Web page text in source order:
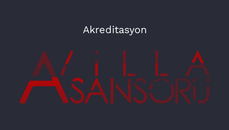
Akreditasyon